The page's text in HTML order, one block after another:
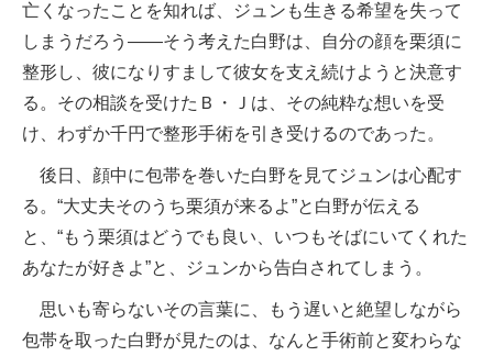
亡くなったことを知れば、ジュンも生きる希望を失って
しまうだろう——そう考えた白野は、自分の顔を栗須に
整形し、彼になりすまして彼女を支え続けようと決意す
る。その相談を受けたＢ・Ｊは、その純粋な想いを受
け、わずか千円で整形手術を引き受けるのであった。
後日、顔中に包帯を巻いた白野を見てジュンは心配す
る。“大丈夫そのうち栗須が来るよ”と白野が伝える
と、“もう栗須はどうでも良い、いつもそばにいてくれた
あなたが好きよ”と、ジュンから告白されてしまう。
思いも寄らないその言葉に、もう遅いと絶望しながら
包帯を取った白野が見たのは、なんと手術前と変わらな